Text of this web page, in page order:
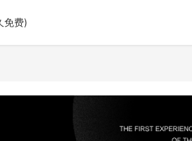
免费)